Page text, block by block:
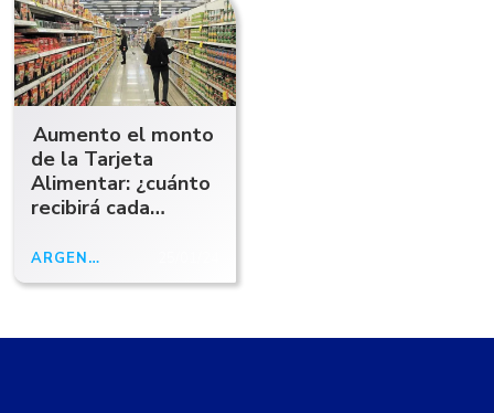
Aumento el monto
de la Tarjeta
Alimentar: ¿cuánto
recibirá cada
ARGENTINA